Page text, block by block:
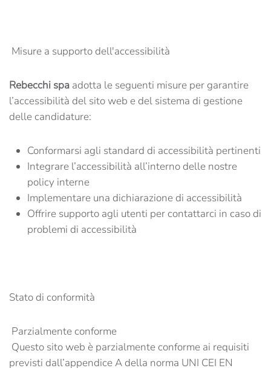
Misure a supporto dell'accessibilità
Rebecchi spa adotta le seguenti misure per garantire
l’accessibilità del sito web e del sistema di gestione
delle candidature:
Conformarsi agli standard di accessibilità pertinenti
Integrare l’accessibilità all’interno delle nostre
policy interne
Implementare una dichiarazione di accessibilità
Offrire supporto agli utenti per contattarci in caso di
problemi di accessibilità
Stato di conformità
Parzialmente conforme
Questo sito web è parzialmente conforme ai requisiti
previsti dall’appendice A della norma UNI CEI EN